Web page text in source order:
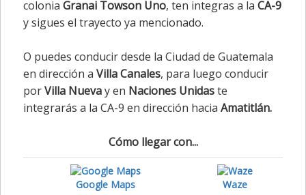
colonia Granai Towson Uno, ten integras a la CA-9
y sigues el trayecto ya mencionado.
O puedes conducir desde la Ciudad de Guatemala
en dirección a Villa Canales, para luego conducir
porVilla Nuevay en Naciones Unidaste
integrarás a la CA-9 en dirección hacia Amatitlán.
Cómo llegar con...
Google Maps Waze